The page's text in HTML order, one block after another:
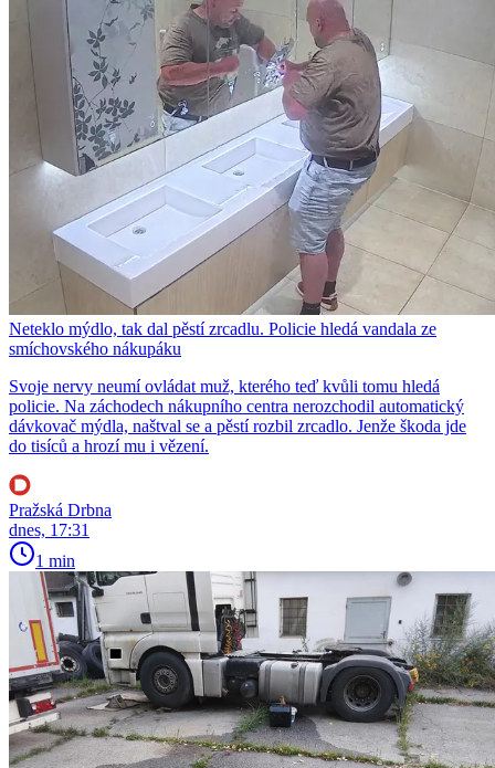
Neteklo mýdlo, tak dal pěstí zrcadlu. Policie hledá vandala ze
smíchovského nákupáku
Svoje nervy neumí ovládat muž, kterého teď kvůli tomu hledá
policie. Na záchodech nákupního centra nerozchodil automatický
dávkovač mýdla, naštval se a pěstí rozbil zrcadlo. Jenže škoda jde
do tisíců a hrozí mu i vězení.
Pražská Drbna
dnes, 17:31
1 min